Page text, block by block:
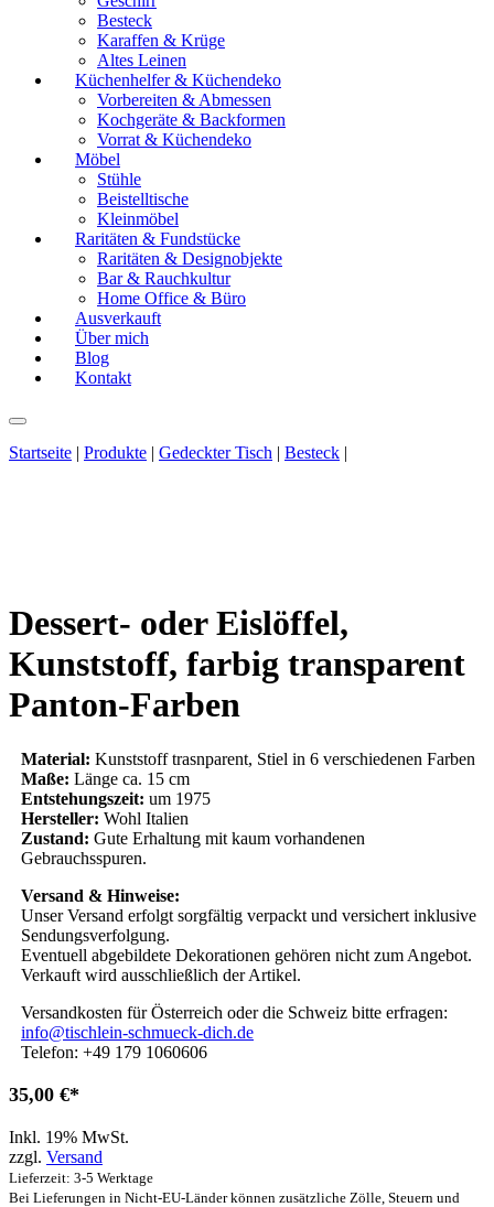
Besteck
Karaffen & Krüge
Altes Leinen
Küchenhelfer & Küchendeko
Vorbereiten & Abmessen
Kochgeräte & Backformen
Vorrat & Küchendeko
Möbel
Stühle
Beistelltische
Kleinmöbel
Raritäten & Fundstücke
Raritäten & Designobjekte
Bar & Rauchkultur
Home Office & Büro
Ausverkauft
Über mich
Blog
Kontakt
Startseite | Produkte | Gedeckter Tisch | Besteck |
Dessert- oder Eislöffel,
Kunststoff, farbig transparent
Panton-Farben
Material: Kunststoff trasnparent, Stiel in 6 verschiedenen Farben
Maße: Länge ca. 15 cm
Entstehungszeit: um 1975
Hersteller: Wohl Italien
Zustand: Gute Erhaltung mit kaum vorhandenen
Gebrauchsspuren.
Versand & Hinweise:
Unser Versand erfolgt sorgfältig verpackt und versichert inklusive
Sendungsverfolgung.
Eventuell abgebildete Dekorationen gehören nicht zum Angebot.
Verkauft wird ausschließlich der Artikel.
Versandkosten für Österreich oder die Schweiz bitte erfragen:
info@tischlein-schmueck-dich.de
Telefon: +49 179 1060606
35,00 €
Inkl. 19% MwSt.
zzgl. Versand
Lieferzeit: 3-5 Werktage
Bei Lieferungen in Nicht-EU-Länder können zusätzliche Zölle, Steuern und